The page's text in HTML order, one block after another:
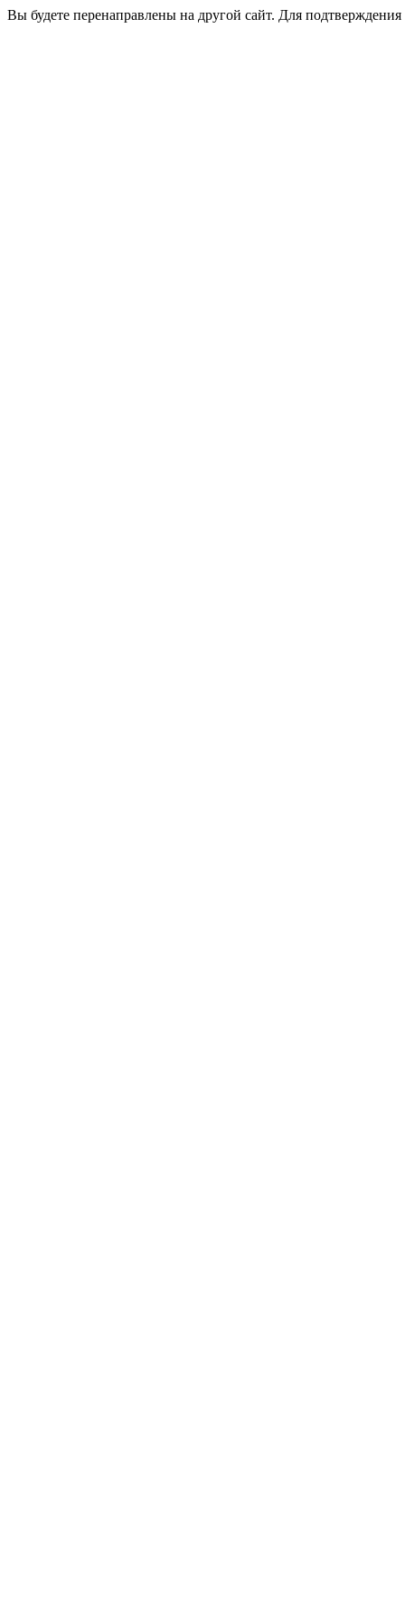
Вы будете перенаправлены на другой сайт. Для